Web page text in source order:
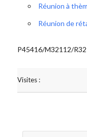
Réunion à
Réunion de
P45416/M32112/
Visites :